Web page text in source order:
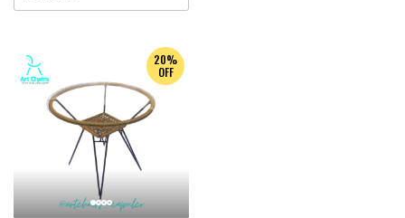
20%
OFF